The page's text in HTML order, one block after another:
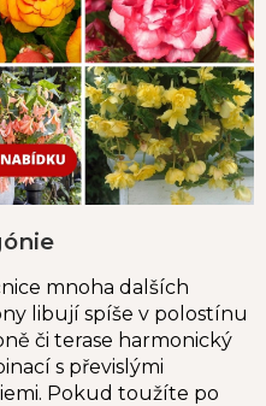
mnoha dalších
libují spíše v polostínu
či terase harmonický
s převislými
Pokud toužíte po